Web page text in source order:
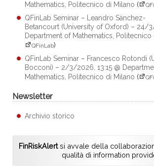
Mathematics, Politecnico di Milano (
QFinLab Seminar – Leandro Sánchez-
Betancourt (University of Oxford) – 24/
Department of Mathematics, Politecnico
QFinLab)
QFinLab Seminar – Francesco Rotondi
Bocconi) – 2/3/2026, 13:15 @
Mathematics, Politecnico di Milano (
Newsletter
Archivio storico
FinRiskAlertsi avvale della
qualità di information